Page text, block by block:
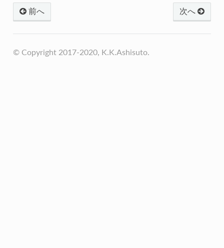
次へ
前へ
© Copyright 2017-2020, K.K.Ashisuto.